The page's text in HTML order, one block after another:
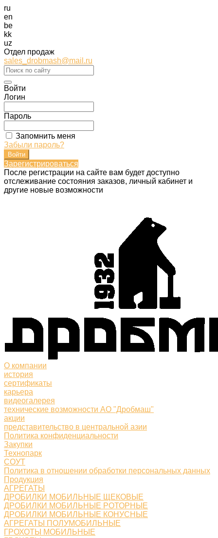
ru
en
be
kk
uz
Отдел продаж
sales_drobmash@mail.ru
Войти
Логин
Пароль
Запомнить меня
Забыли пароль?
Зарегистрироваться
После регистрации на сайте вам будет доступно
отслеживание состояния заказов, личный кабинет и
другие новые возможности
О компании
история
сертификаты
карьера
видеогалерея
технические возможности АО "Дробмаш"
акции
представительство в центральной азии
Политика конфиденциальности
Закупки
Технопарк
СОУТ
Политика в отношении обработки персональных данных
Продукция
АГРЕГАТЫ
ДРОБИЛКИ МОБИЛЬНЫЕ ЩЕКОВЫЕ
ДРОБИЛКИ МОБИЛЬНЫЕ РОТОРНЫЕ
ДРОБИЛКИ МОБИЛЬНЫЕ КОНУСНЫЕ
АГРЕГАТЫ ПОЛУМОБИЛЬНЫЕ
ГРОХОТЫ МОБИЛЬНЫЕ